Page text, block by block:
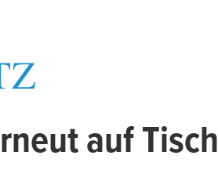
auf Tisch